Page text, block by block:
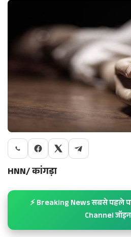
HNN/ कांगड़ा
⚡ Breaking News सबसे पहले
Channel